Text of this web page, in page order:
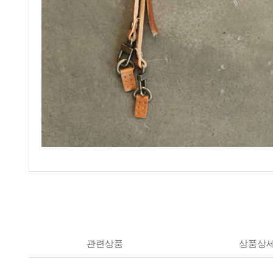
관련상품 상품상